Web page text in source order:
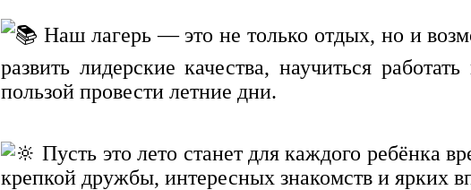
Наш лагерь — это не только отдых, но и
развить лидерские качества, научиться
пользой провести летние дни.
Пусть это лето станет для каждого ребёнка
крепкой дружбы, интересных знакомств и ярких